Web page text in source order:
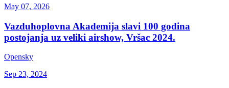
May 07, 2026
Vazduhoplovna Akademija slavi 100 godina
postojanja uz veliki airshow, Vršac 2024.
Opensky
Sep 23, 2024